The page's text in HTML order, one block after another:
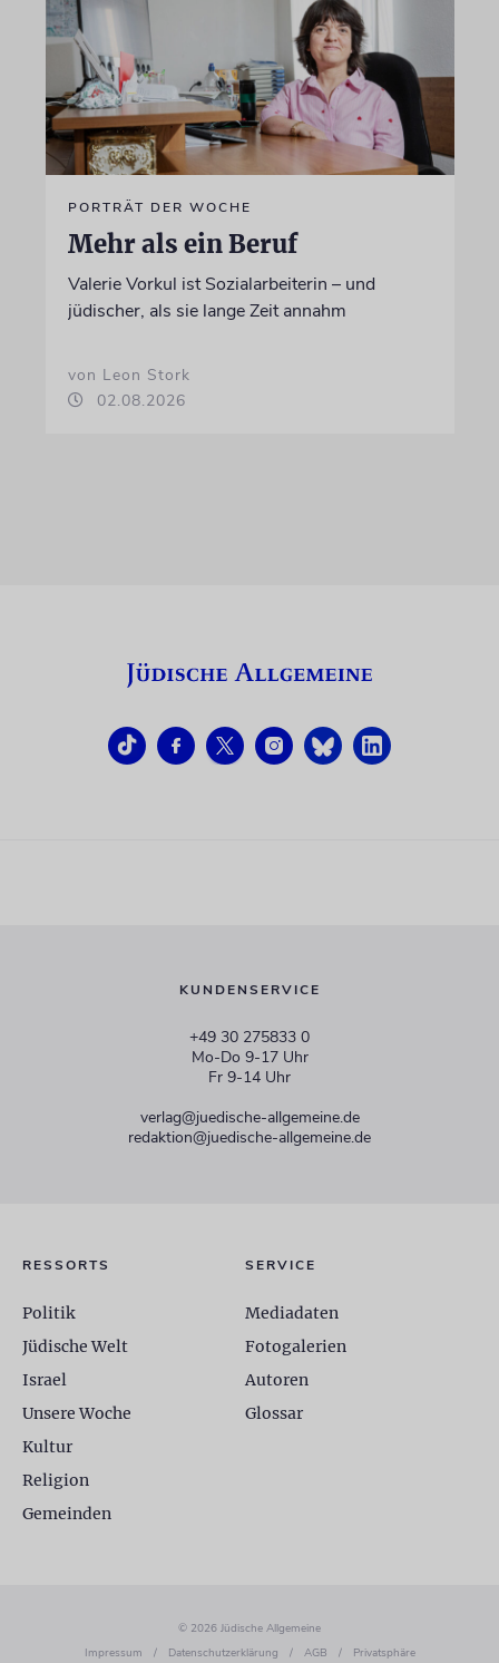
PORTRÄT DER WOCHE
Mehr als ein Beruf
Valerie Vorkul ist Sozialarbeiterin – und
jüdischer, als sie lange Zeit annahm
von Leon Stork
02.08.2026
KUNDENSERVICE
+49 30 275833 0
Mo-Do 9-17 Uhr
Fr 9-14 Uhr
verlag@juedische-allgemeine.de
redaktion@juedische-allgemeine.de
RESSORTS
Politik
Jüdische Welt
Israel
Unsere Woche
Kultur
Religion
Gemeinden
SERVICE
Mediadaten
Fotogalerien
Autoren
Glossar
© 2026 Jüdische Allgemeine
Impressum
/ Datenschutzerklärung / AGB / Privatsphäre